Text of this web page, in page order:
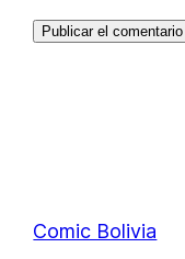
Comic Bolivia